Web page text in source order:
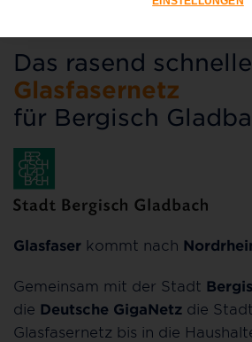
Das rasend schnelle
Glasfasernetz
für Bergisch
Glasfaser kommt nach
Gemeinsam mit der Stadt
die Deutsche GigaNetz die
Glasfasernetz bis in die